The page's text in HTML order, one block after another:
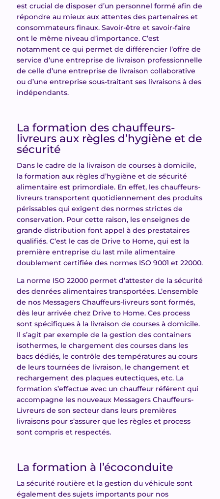
est crucial de disposer d’un personnel formé afin de
répondre au mieux aux attentes des partenaires et
consommateurs finaux. Savoir-être et savoir-faire
ont le même niveau d’importance. C’est
notamment ce qui permet de différencier l’offre de
service d’une entreprise de livraison professionnelle
de celle d’une entreprise de livraison collaborative
ou d’une entreprise sous-traitant ses livraisons à des
indépendants.
La formation des chauffeurs-
livreurs aux règles d’hygiène et de
sécurité
Dans le cadre de la livraison de courses à domicile,
la formation aux règles d’hygiène et de sécurité
alimentaire est primordiale. En effet, les chauffeurs-
livreurs transportent quotidiennement des produits
périssables qui exigent des normes strictes de
conservation. Pour cette raison, les enseignes de
grande distribution font appel à des prestataires
qualifiés. C’est le cas de Drive to Home, qui est la
première entreprise du last mile alimentaire
doublement certifiée des normes ISO 9001 et 22000.
La norme ISO 22000 permet d’attester de la sécurité
des denrées alimentaires transportées. L’ensemble
de nos Messagers Chauffeurs-livreurs sont formés,
dès leur arrivée chez Drive to Home. Ces process
sont spécifiques à la livraison de courses à domicile.
Il s’agit par exemple de la gestion des containers
isothermes, le chargement des courses dans les
bacs dédiés, le contrôle des températures au cours
de leurs tournées de livraison, le changement et
rechargement des plaques eutectiques, etc. La
formation s’effectue avec un chauffeur référent qui
accompagne les nouveaux Messagers Chauffeurs-
Livreurs de son secteur dans leurs premières
livraisons pour s’assurer que les règles et process
sont compris et respectés.
La formation à l’écoconduite
La sécurité routière et la gestion du véhicule sont
également des sujets importants pour nos